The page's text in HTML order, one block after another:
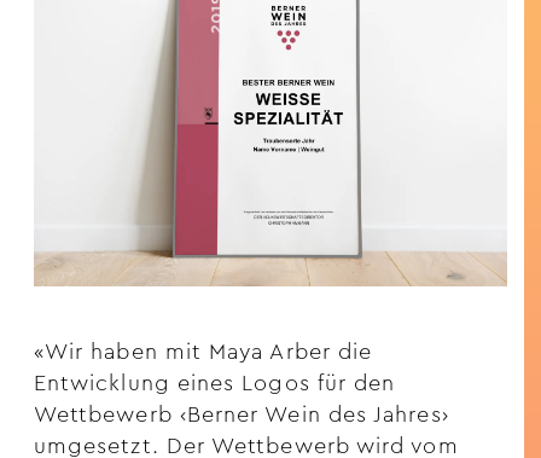
«Wir haben mit Maya Arber die
Entwicklung eines Logos für den
Wettbewerb ‹Berner Wein des Jahres›
umgesetzt. Der Wettbewerb wird vom